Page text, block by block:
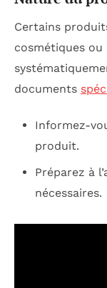
Certains
cosmétiques
documents
Informez-
produit.
Préparez à
nécessaires.